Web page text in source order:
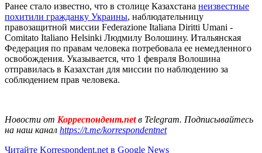
Ранее стало известно, что в столице Казахстана неизвестные
похитили гражданку Украины, наблюдательницу
правозащитной миссии Federazione Italiana Diritti Umani -
Comitato Italiano Helsinki Людмилу Волошину. Итальянская
Федерация по правам человека потребовала ее немедленного
освобождения. Указывается, что 1 февраля Волошина
отправилась в Казахстан для миссии по наблюдению за
соблюдением прав человека.
Новости от Корреспондент.netв Telegram. Подписывайтесь
на наш канал https://t.me/korrespondentnet
Читайте Korrespondent.net в Google News